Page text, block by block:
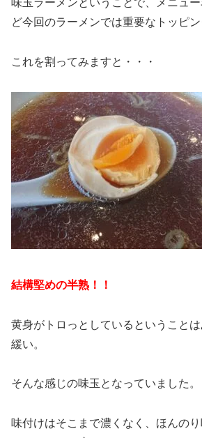
味玉ラーメンということで、メニュ
ど今回のラーメンでは重要なトッピン
これを割ってみますと・・・
結構堅めの半熟！！
黄身がトロっとしているということ
緩い。
そんな感じの味玉となっていました。
味付けはそこまで濃くなく、ほんの